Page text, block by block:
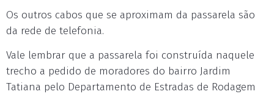
Os outros cabos que se aproximam da passarela são
da rede de telefonia.
Vale lembrar que a passarela foi construída naquele
trecho a pedido de moradores do bairro Jardim
Tatiana pelo Departamento de Estradas de Rodagem